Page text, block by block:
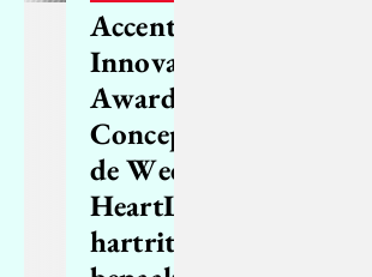
Accenture
Innovation
Awards
Concept van
de Week –
HeartLive: je
hartritme